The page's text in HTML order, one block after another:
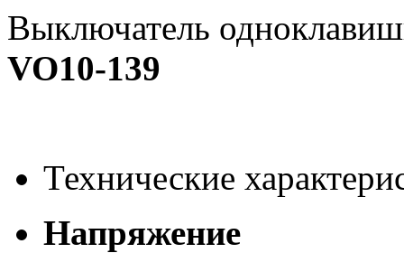
Выключатель
VO10-139
Технические
Напряжение